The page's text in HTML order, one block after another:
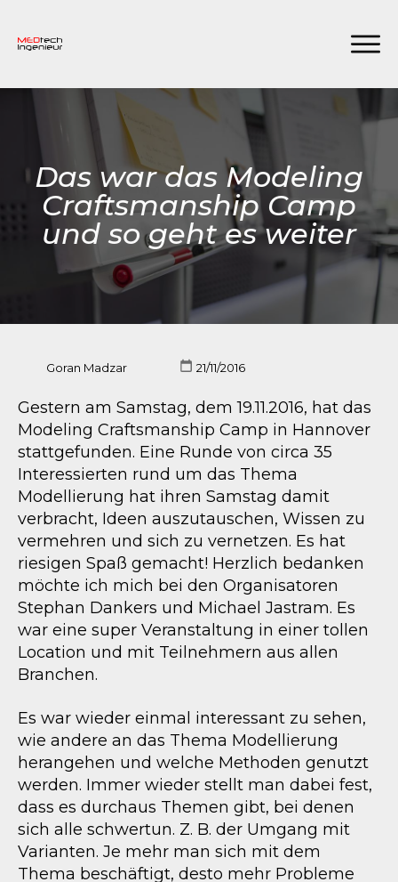
Das war das Modeling
Craftsmanship Camp
und so geht es weiter
Goran Madzar 21/11/2016
Gestern am Samstag, dem 19.11.2016, hat das
Modeling Craftsmanship Camp in Hannover
stattgefunden. Eine Runde von circa 35
Interessierten rund um das Thema
Modellierung hat ihren Samstag damit
verbracht, Ideen auszutauschen, Wissen zu
vermehren und sich zu vernetzen. Es hat
riesigen Spaß gemacht! Herzlich bedanken
möchte ich mich bei den Organisatoren
Stephan Dankers und Michael Jastram. Es
war eine super Veranstaltung in einer tollen
Location und mit Teilnehmern aus allen
Branchen.
Es war wieder einmal interessant zu sehen,
wie andere an das Thema Modellierung
herangehen und welche Methoden genutzt
werden. Immer wieder stellt man dabei fest,
dass es durchaus Themen gibt, bei denen
sich alle schwertun. Z. B. der Umgang mit
Varianten. Je mehr man sich mit dem
Thema beschäftigt, desto mehr Probleme